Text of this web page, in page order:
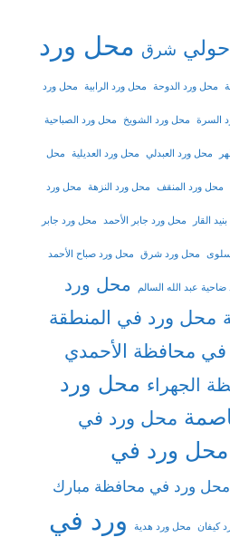
حولي شرق محل ورد
محل ورد الدوحة محل ورد الرابية محل ورد
السرة محل ورد الشويخ محل ورد الصباحية
محل ورد العبدلي محل ورد العديلية محل
محل ورد المنقف محل ورد النزهة محل ورد
القار محل ورد جابر الأحمد محل ورد جابر
محل ورد شرق محل ورد صباح الأحمد
عبد الله السالم
محل ورد
محل ورد في المنطقة
محافظة الأحمدي
الجهراء محل ورد
محل ورد في
محل ورد في
محل ورد في محافظة مبارك
كيفان محل ورد هدية
ورد في